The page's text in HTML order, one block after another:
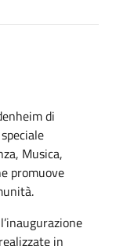
di
Musica,
promuove
in